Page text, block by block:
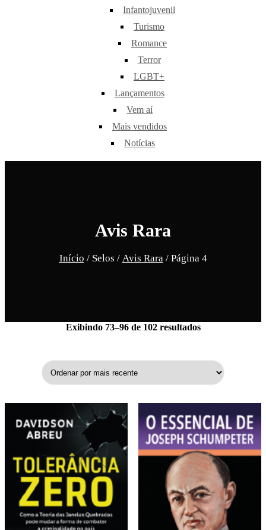
Infantojuvenil
Turismo
Romance
Terror
LGBT+
Lançamentos
Vem aí
Mais vendidos
Notícias
Avis Rara
Início / Selos / Avis Rara/ Página 4
Exibindo 73–96 de 102 resultadosSorted